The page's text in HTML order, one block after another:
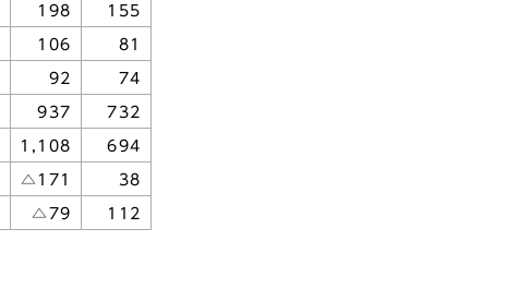
198 155
106 81
92 74
937 732
1,108 694
△171 38
△79 112